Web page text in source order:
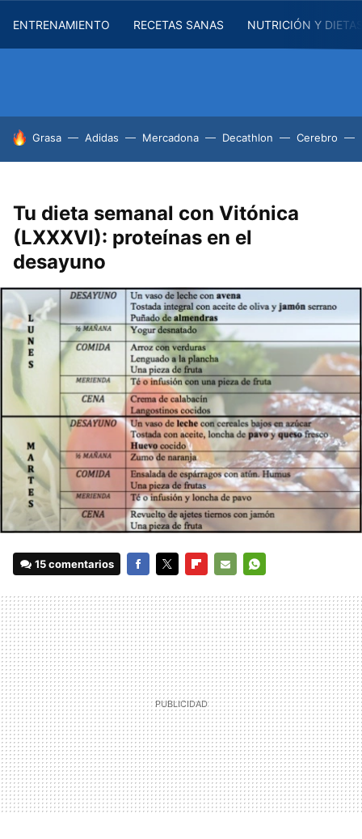
ENTRENAMIENTO RECETAS SANAS NUTRICIÓN Y
HOY SE HABLA DE
Grasa Adidas Mercadona Decathlon Cerebro
Tu dieta semanal con Vitónica
(LXXXVI): proteínas en el
desayuno
15 comentarios
MAIL